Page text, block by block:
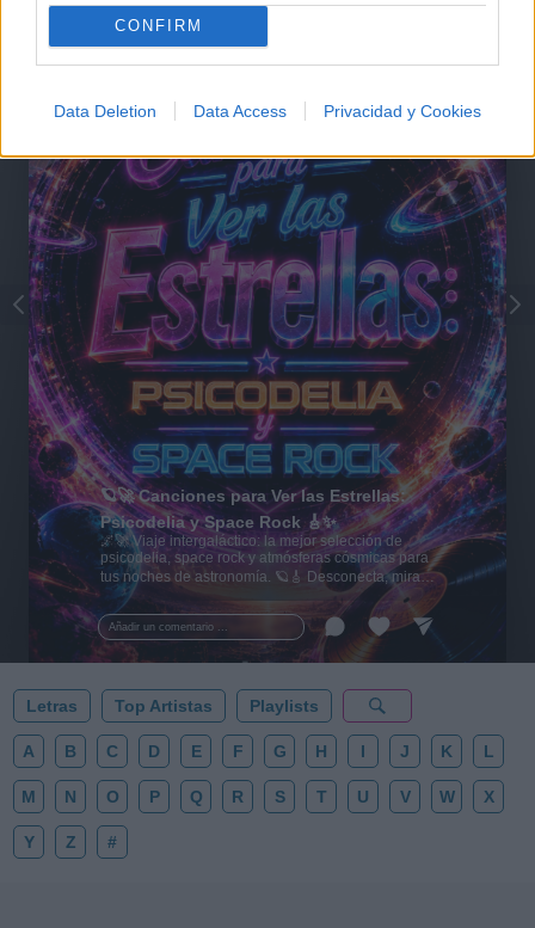
CONFIRM
Data Deletion Data Access Privacidad y Cookies
Añadir un comentario ...
🪐🚀 Canciones para Ver las Estrellas:
Psicodelia y Space Rock 🎸✨
🌌🚀 Viaje intergaláctico: la mejor selección de
psicodelia, space rock y atmósferas cósmicas para
tus noches de astronomía. 🪐🎸 Desconecta, mira
al firmamento y siente la gravedad cero. 💾 ¡Guarda
esta colección para tu próxima noche estrellada!
✨⭐
Letras Top Artistas Playlists
A B C D E F G H I J K L
M N O P Q R S T U V W X
Y Z #